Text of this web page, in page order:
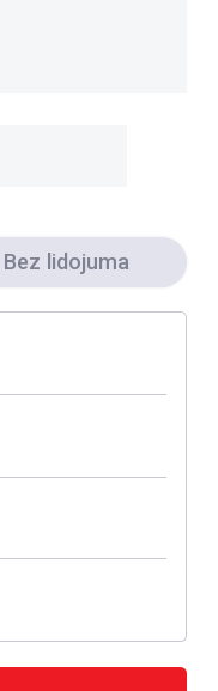
Bez lidojuma